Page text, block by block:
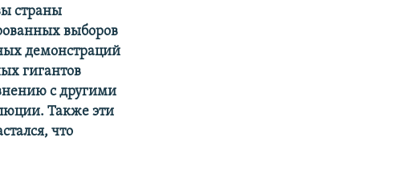
страны
выборов
демонстраций
гигантов
с другими
Также эти
что